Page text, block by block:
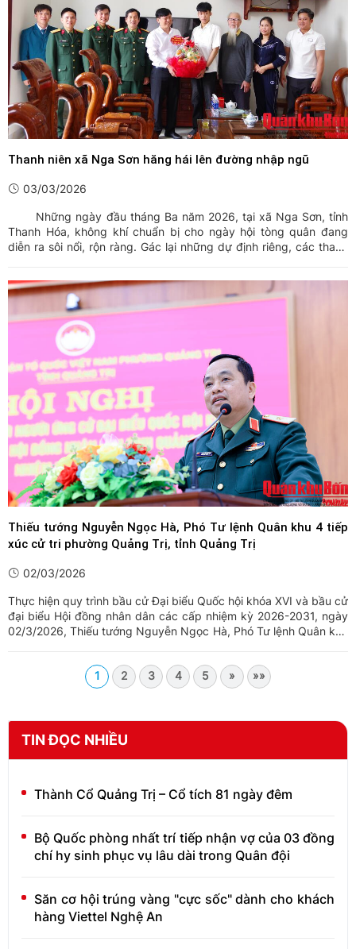
Thanh niên xã Nga Sơn hăng hái lên đường nhập ngũ
03/03/2026
Những ngày đầu tháng Ba năm 2026, tại xã Nga Sơn, tỉnh
Thanh Hóa, không khí chuẩn bị cho ngày hội tòng quân đang
diễn ra sôi nổi, rộn ràng. Gác lại những dự định riêng, các thanh
Thiếu tướng Nguyễn Ngọc Hà, Phó Tư lệnh Quân khu 4 tiếp
xúc cử tri phường Quảng Trị, tỉnh Quảng Trị
02/03/2026
Thực hiện quy trình bầu cử Đại biểu Quốc hội khóa XVI và bầu cử
đại biểu Hội đồng nhân dân các cấp nhiệm kỳ 2026-2031, ngày
02/3/2026, Thiếu tướng Nguyễn Ngọc Hà, Phó Tư lệnh Quân khu
1
2 3 4 5 » »»
TIN ĐỌC NHIỀU
Thành Cổ Quảng Trị – Cổ tích 81 ngày đêm
Bộ Quốc phòng nhất trí tiếp nhận vợ của 03 đồng
chí hy sinh phục vụ lâu dài trong Quân đội
Săn cơ hội trúng vàng "cực sốc" dành cho khách
hàng Viettel Nghệ An